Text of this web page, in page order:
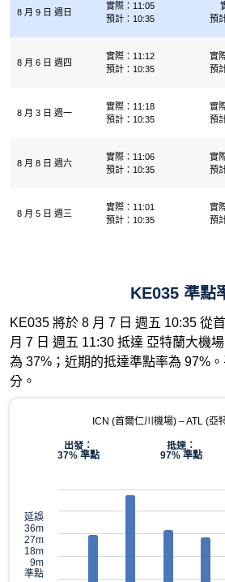
8 月 9 日 週日
實際：11:05
預計：10:35
預
8 月 6 日 週四
實際：11:12
預計：10:35
實
預
8 月 3 日 週一
實際：11:18
預計：10:35
實
預
8 月 8 日 週六
實際：11:06
預計：10:35
實
預
8 月 5 日 週三
實際：11:01
預計：10:35
實
預
KE035 準點
KE035 將於 8 月 7 日 週五 10:35 從
月 7 日 週五 11:30 抵達 亞特蘭大機
為 37%；近期的抵達準點率為 97%
分。
ICN (首爾仁川機場) – ATL (亞
出發：
37% 準點
抵達：
97% 準點
延誤
36m
27m
18m
9m
準點